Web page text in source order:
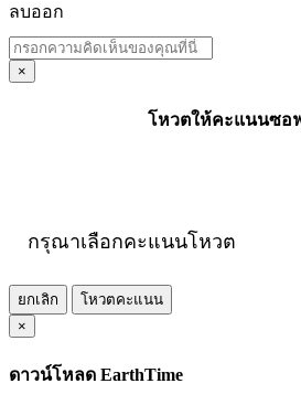
ลบออก
×
โหวตให้คะแนนซอ
กรุณาเลือกคะแนนโหวต
ยกเลิก
โหวตคะแนน
×
ดาวน์โหลด EarthTime